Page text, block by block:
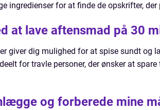
ingredienser for at finde de opskrifter,
at lave aftensmad på 30
giver dig mulighed for at spise sundt og
for travle personer, der ønsker at
og forberede mine